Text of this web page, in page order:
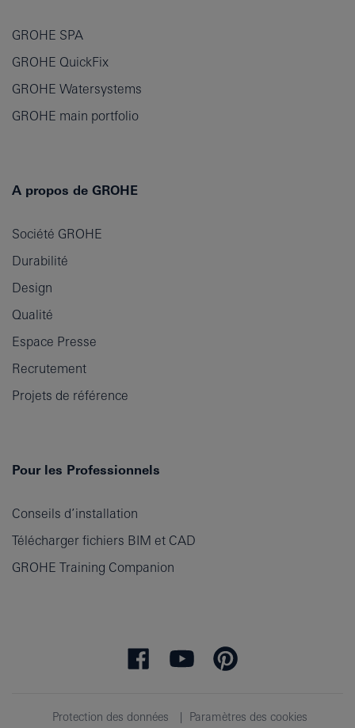
GROHE SPA
GROHE QuickFix
GROHE Watersystems
GROHE main portfolio
A propos de GROHE
Société GROHE
Durabilité
Design
Qualité
Espace Presse
Recrutement
Projets de référence
Pour les Professionnels
Conseils d’installation
Télécharger fichiers BIM et CAD
GROHE Training Companion
Protection des données Paramètres des cookies